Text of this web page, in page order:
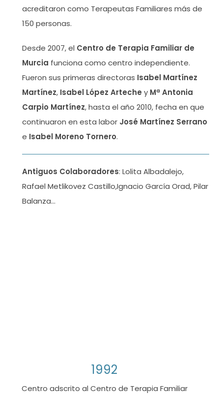
acreditaron como Terapeutas Familiares más de
150 personas.
Desde 2007, el Centro de Terapia Familiar de
Murcia funciona como centro independiente.
Fueron sus primeras directoras Isabel Martínez
Martínez, Isabel López Arteche y Mª Antonia
Carpio Martínez, hasta el año 2010, fecha en que
continuaron en esta labor José Martínez Serrano
e Isabel Moreno Tornero.
Antiguos Colaboradores: Lolita Albadalejo,
Rafael Metlikovez Castillo,Ignacio García Orad, Pilar
Balanza…
1992
Centro adscrito al Centro de Terapia Familiar